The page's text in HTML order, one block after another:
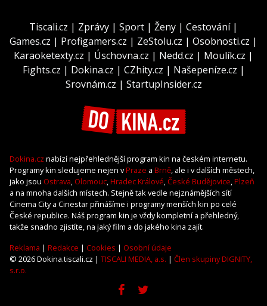
Tiscali.cz | Zprávy | Sport | Ženy | Cestování|
Games.cz | Profigamers.cz | ZeStolu.cz | Osobnosti.cz |
Karaoketexty.cz | Úschovna.cz | Nedd.cz | Moulík.cz |
Fights.cz | Dokina.cz | CZhity.cz | Našepeníze.cz |
Srovnám.cz | StartupInsider.cz
Dokina.cz nabízí nejpřehlednější program kin na českém internetu.
Programy kin sledujeme nejen vPraze a Brně, ale i v dalších městech,
jako jsou Ostrava, Olomouc,Hradec Králové,České Budějovice,Plzeň
a na mnoha dalších místech. Stejně tak vedle nejznámějších sítí
Cinema City a Cinestar přinášíme i programy menších kin po celé
České republice. Náš program kin je vždy kompletní a přehledný,
takže snadno zjistíte, na jaký film a do jakého kina zajít.
Reklama | Redakce | Cookies | Osobní údaje
© 2026 Dokina.tiscali.cz | TISCALI MEDIA, a.s. | Člen skupiny DIGNITY,
s.r.o.